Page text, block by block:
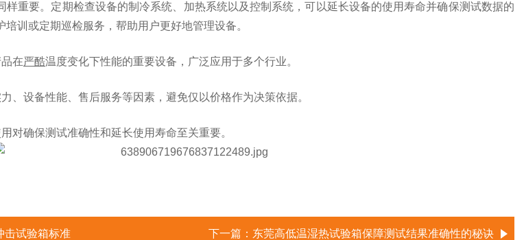
样重要。定期检查设备的制冷系统、加热系统以及控制系统，可以延长设备的使用寿命并确保测试数据的
训或定期巡检服务，帮助用户更好地管理设备。
在严酷温度变化下性能的重要设备，广泛应用于多个行业。
、设备性能、售后服务等因素，避免仅以价格作为决策依据。
对确保测试准确性和延长使用寿命至关重要。
击试验箱标准 下一篇： 东莞高低温湿热试验箱保障测试结果准确性的秘诀